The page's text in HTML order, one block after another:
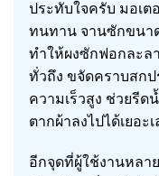
ประทับใจครับ มอเต
ทนทาน จานซักขนา
ทำให้ผงซักฟอกละล
ทั่วถึง ขจัดคราบสก
ความเร็วสูง ช่วยรีด
ตากผ้าลงไปได้เยอะ
อีกจุดที่ผู้ใช้งานหลา